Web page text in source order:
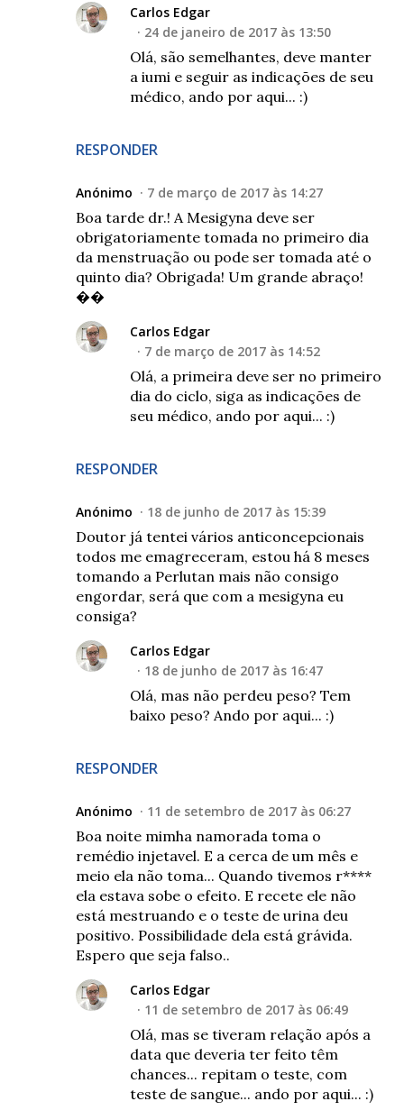
RESPONDER
Carlos Edgar
24 de janeiro de 2017 às 13:50
Olá, são semelhantes, deve manter
a iumi e seguir as indicações de seu
médico, ando por aqui... :)
Anónimo 7 de março de 2017 às 14:27
Boa tarde dr.! A Mesigyna deve ser
obrigatoriamente tomada no primeiro dia
da menstruação ou pode ser tomada até o
quinto dia? Obrigada! Um grande abraço!
��
RESPONDER
Carlos Edgar
7 de março de 2017 às 14:52
Olá, a primeira deve ser no primeiro
dia do ciclo, siga as indicações de
seu médico, ando por aqui... :)
Anónimo 18 de junho de 2017 às 15:39
Doutor já tentei vários anticoncepcionais
todos me emagreceram, estou há 8 meses
tomando a Perlutan mais não consigo
engordar, será que com a mesigyna eu
consiga?
RESPONDER
Carlos Edgar
18 de junho de 2017 às 16:47
Olá, mas não perdeu peso? Tem
baixo peso? Ando por aqui... :)
Anónimo 11 de setembro de 2017 às 06:27
Boa noite mimha namorada toma o
remédio injetavel. E a cerca de um mês e
meio ela não toma... Quando tivemos r****
ela estava sobe o efeito. E recete ele não
está mestruando e o teste de urina deu
positivo. Possibilidade dela está grávida.
Espero que seja falso..
Carlos Edgar
11 de setembro de 2017 às 06:49
Olá, mas se tiveram relação após a
data que deveria ter feito têm
chances... repitam o teste, com
teste de sangue... ando por aqui... :)